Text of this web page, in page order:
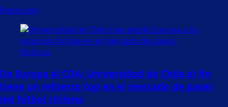
Redacción
Noticias
De Europa al CDA: Universidad de Chile al fin
tiene un refuerzo top en el mercado de pases
del fútbol chileno